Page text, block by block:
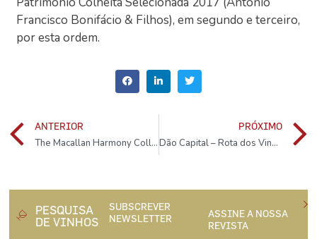
Francisco Bonifácio & Filhos), em segundo e terceiro,
por esta ordem.
ANTERIOR
The Macallan Harmony Collection Rich Cacao é o primeiro whisky da nova colecção da marca
PRÓXIMO
Dão Capital – Rota dos Vinhos do Dão
PESQUISA
DE VINHOS
SUBSCREVER
NEWSLETTER
ASSINE A NOSSA
REVISTA